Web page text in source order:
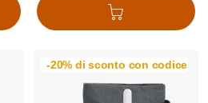
Aggiungi al carrello
-20% di sconto con codice: